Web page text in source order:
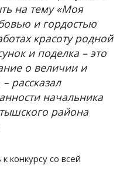
на тему «Моя
и гордостью
красоту родной
и поделка – это
о величии и
рассказал
начальника
района
конкурсу со всей